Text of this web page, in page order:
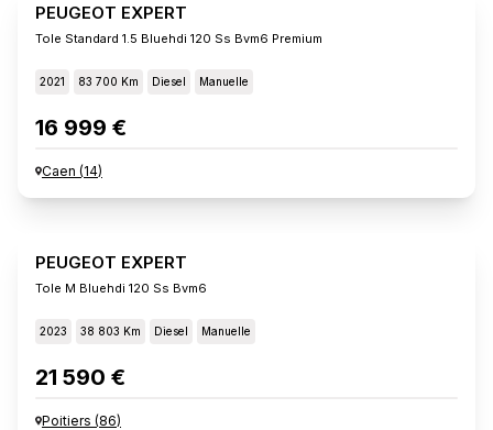
PEUGEOT EXPERT
Tole Standard 1.5 Bluehdi 120 Ss Bvm6 Premium
2021 83 700 Km Diesel Manuelle
16 999 €
Caen (14)
PEUGEOT EXPERT
Tole M Bluehdi 120 Ss Bvm6
2023 38 803 Km Diesel Manuelle
21 590 €
Poitiers (86)